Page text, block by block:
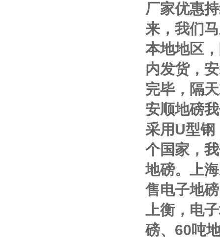
厂家优惠
来，我们
本地地区
内发货，
完毕，隔
安顺地磅
采用U型钢
个国家，
地磅。上
售电子地
上衡，电
磅、 60吨